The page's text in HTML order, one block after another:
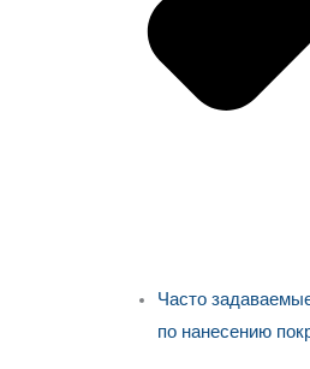
Часто
по нанесению